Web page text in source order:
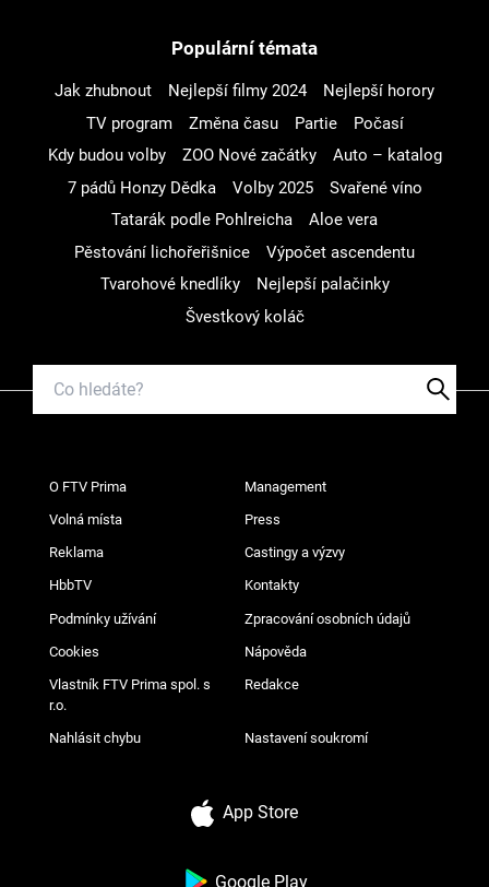
Populární témata
Jak zhubnout Nejlepší filmy 2024
Nejlepší horory
TV program
Změna času Partie
Počasí
Kdy budou volby
ZOO Nové začátky
Auto – katalog
7 pádů Honzy Dědka
Volby 2025
Svařené víno
Tatarák podle Pohlreicha
Aloe vera
Pěstování lichořeřišnice
Výpočet ascendentu
Tvarohové knedlíky
Nejlepší palačinky
Švestkový koláč
O FTV Prima Management
Volná místa Press
Reklama Castingy a výzvy
HbbTV Kontakty
Podmínky užívání Zpracování osobních údajů
Cookies Nápověda
Vlastník FTV Prima spol. s
r.o.
Redakce
Nahlásit chybu Nastavení soukromí
App Store
Google Play